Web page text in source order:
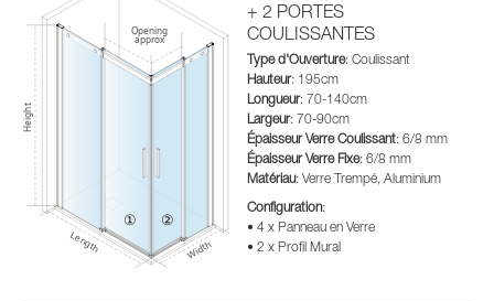
+ 2 PORTES
COULISSANTES
Type d'Ouverture: Coulissant
Hauteur: 195cm
Longueur: 70-140cm
Largeur: 70-90cm
Épaisseur Verre Coulissant: 6/8 mm
Épaisseur Verre Fixe: 6/8 mm
Matériau: Verre Trempé, Aluminium
Configuration:
• 4 x Panneau en Verre
• 2 x Profil Mural